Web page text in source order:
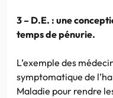
3 – D.E. : une
temps de pénurie.
L’exemple des
symptomatique de
Maladie pour rendre